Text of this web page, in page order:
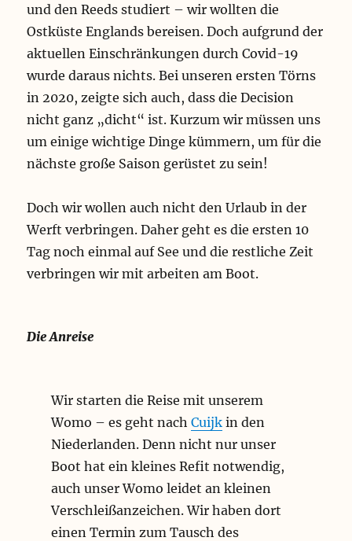
und den Reeds studiert – wir wollten die
Ostküste Englands bereisen. Doch aufgrund der
aktuellen Einschränkungen durch Covid-19
wurde daraus nichts. Bei unseren ersten Törns
in 2020, zeigte sich auch, dass die Decision
nicht ganz „dicht“ ist. Kurzum wir müssen uns
um einige wichtige Dinge kümmern, um für die
nächste große Saison gerüstet zu sein!
Doch wir wollen auch nicht den Urlaub in der
Werft verbringen. Daher geht es die ersten 10
Tag noch einmal auf See und die restliche Zeit
verbringen wir mit arbeiten am Boot.
Die Anreise
Wir starten die Reise mit unserem
Womo – es geht nach Cuijkin den
Niederlanden. Denn nicht nur unser
Boot hat ein kleines Refit notwendig,
auch unser Womo leidet an kleinen
Verschleißanzeichen. Wir haben dort
einen Termin zum Tausch des